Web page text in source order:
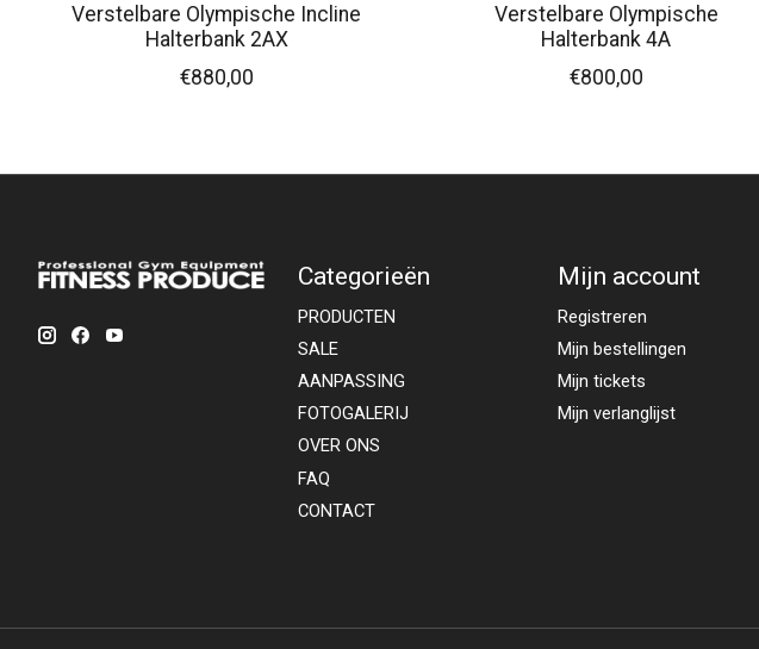
Verstelbare Olympische Incline
Halterbank 2AX
€880,00
Verstelbare Olympische
Halterbank 4A
€800,00
Categorieën
PRODUCTEN
SALE
AANPASSING
FOTOGALERIJ
OVER ONS
FAQ
CONTACT
Mijn account
Registreren
Mijn bestellingen
Mijn tickets
Mijn verlanglijst